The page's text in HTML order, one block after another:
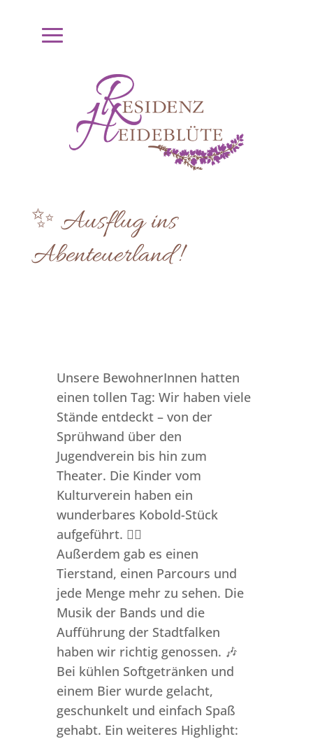
✨ Ausflug ins
Abenteuerland!
Unsere BewohnerInnen hatten
einen tollen Tag: Wir haben viele
Stände entdeckt – von der
Sprühwand über den
Jugendverein bis hin zum
Theater. Die Kinder vom
Kulturverein haben ein
wunderbares Kobold-Stück
aufgeführt. 🧚‍♂️
Außerdem gab es einen
Tierstand, einen Parcours und
jede Menge mehr zu sehen. Die
Musik der Bands und die
Aufführung der Stadtfalken
haben wir richtig genossen. 🎶
Bei kühlen Softgetränken und
einem Bier wurde gelacht,
geschunkelt und einfach Spaß
gehabt. Ein weiteres Highlight: